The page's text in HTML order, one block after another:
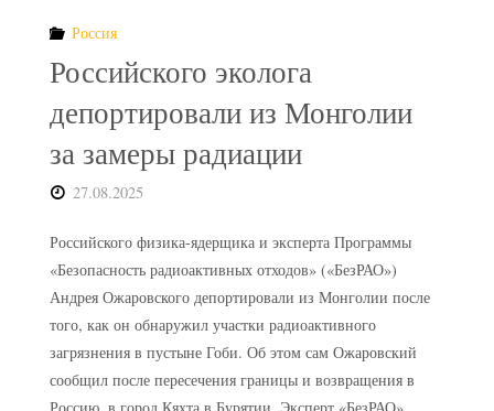
отходов"
Россия
Российского эколога
депортировали из Монголии
за замеры радиации
27.08.2025
Российского физика-ядерщика и эксперта Программы
«Безопасность радиоактивных отходов» («БезРАО»)
Андрея Ожаровского депортировали из Монголии после
того, как он обнаружил участки радиоактивного
загрязнения в пустыне Гоби. Об этом сам Ожаровский
сообщил после пересечения границы и возвращения в